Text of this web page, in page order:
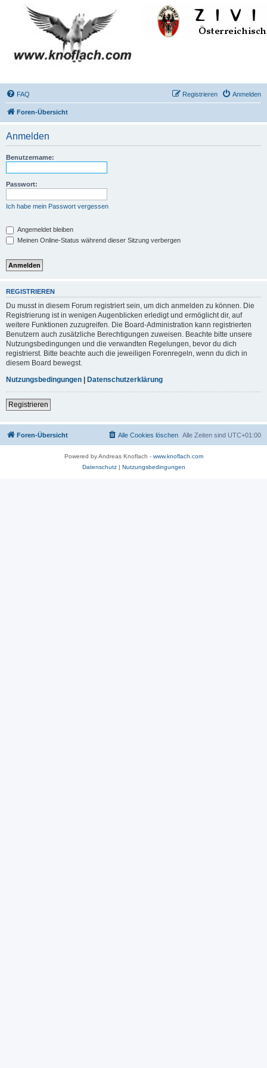
FAQ Anmelden
Registrieren
Foren-Übersicht
Anmelden
Benutzername:
Passwort:
Ich habe mein Passwort vergessen
Angemeldet bleiben
Meinen Online-Status während dieser Sitzung verbergen
REGISTRIEREN
Du musst in diesem Forum registriert sein, um dich anmelden zu können. Die
Registrierung ist in wenigen Augenblicken erledigt und ermöglicht dir, auf
weitere Funktionen zuzugreifen. Die Board-Administration kann registrierten
Benutzern auch zusätzliche Berechtigungen zuweisen. Beachte bitte unsere
Nutzungsbedingungen und die verwandten Regelungen, bevor du dich
registrierst. Bitte beachte auch die jeweiligen Forenregeln, wenn du dich in
diesem Board bewegst.
Nutzungsbedingungen | Datenschutzerklärung
Registrieren
Foren-Übersicht Alle Zeiten sind UTC+01:00
Alle Cookies löschen
Powered by Andreas Knoflach - www.knoflach.com
Datenschutz| Nutzungsbedingungen